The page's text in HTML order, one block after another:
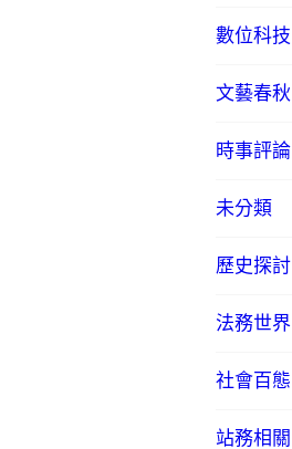
數位科技
文藝春秋
時事評論
未分類
歷史探討
法務世界
社會百態
站務相關